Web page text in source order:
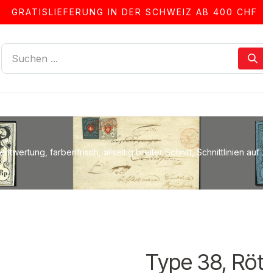
GRATISLIEFERUNG IN DER SCHWEIZ AB 400 CHF
farbenfrisch, allseitig breiter Schnitt, Schnittlinien
Type 38,